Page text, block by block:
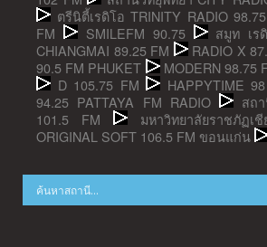
ตรีนิตี้เรดิโอ TRINITY RADIO
FM
SMILEFM 90.75
สมูท เร
CHIANGMAI 89.25 FM
RADIO X
90.5 FM PHUKET
MODERN 98.75
D 105.75 FM
HAPPYTIME
94.25 PATTAYA FM RADIO
สถ
101.5 FM
มหาวิทยาลัยราชภัฏ
ORIGINAL SOFT 106.5 FM ขอนแก่น